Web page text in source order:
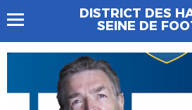
DISTRICT DES
SEINE DE